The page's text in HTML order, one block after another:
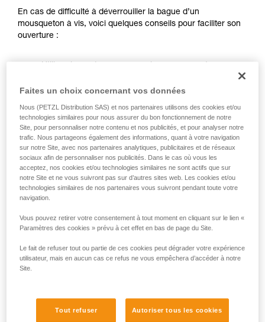
avec un professionnel votre capacité à refaire
la manipulation, seul, en toute sécurité, avant
de la reproduire en autonomie.
En cas de difficulté à déverrouiller la bague d’un
mousqueton à vis, voici quelques conseils pour faciliter son
ouverture :
autour de la bague du mousqueton pour augmenter le
bras de levier sur la bague.
Faites un choix concernant vos données
Nous (PETZL Distribution SAS) et nos partenaires utilisons des cookies et/ou
technologies similaires pour nous assurer du bon fonctionnement de notre
Site, pour personnaliser notre contenu et nos publicités, et pour analyser notre
trafic. Nous partageons également des informations, quant à votre navigation
sur notre Site, avec nos partenaires analytiques, publicitaires et de réseaux
sociaux afin de personnaliser nos publicités. Dans le cas où vous les
acceptez, nos cookies et/ou technologies similaires ne sont actifs que sur
notre Site et ne vous suivront pas sur d’autres sites web. Les cookies et/ou
technologies similaires de nos partenaires vous suivront pendant toute votre
navigation.
Vous pouvez retirer votre consentement à tout moment en cliquant sur le lien «
Paramètres des cookies » prévu à cet effet en bas de page du Site.
Le fait de refuser tout ou partie de ces cookies peut dégrader votre expérience
utilisateur, mais en aucun cas ce refus ne vous empêchera d’accéder à notre
Site.
Tout refuser Autoriser tous les cookies